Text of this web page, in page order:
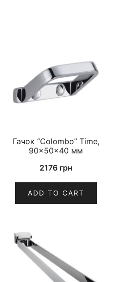
Гачок “Colombo” Time,
90×50×40 мм
2176 грн
ADD TO CART